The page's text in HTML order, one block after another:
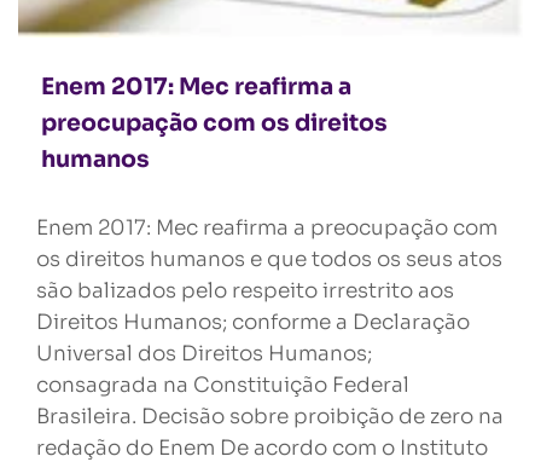
Enem 2017: Mec reafirma a
preocupação com os direitos
humanos
Enem 2017: Mec reafirma a preocupação com
os direitos humanos e que todos os seus atos
são balizados pelo respeito irrestrito aos
Direitos Humanos; conforme a Declaração
Universal dos Direitos Humanos;
consagrada na Constituição Federal
Brasileira. Decisão sobre proibição de zero na
redação do Enem De acordo com o Instituto